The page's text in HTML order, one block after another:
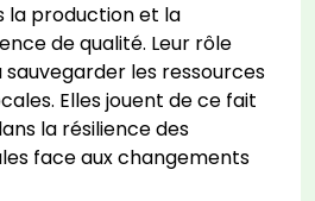
la production et la
de qualité. Leur rôle
les ressources
Elles jouent de ce fait
la résilience des
face aux changements